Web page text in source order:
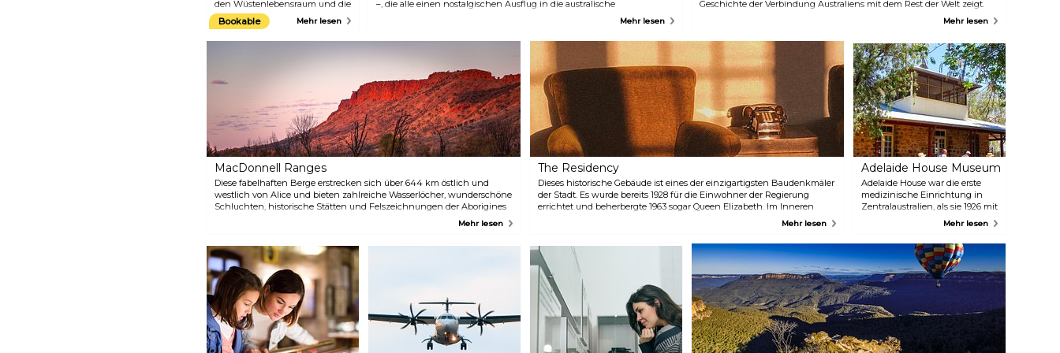
Valley of the Winds Wanderweg
wandern, um atemberaubende
Ausblicke und weniger
Menschenmassen zu erleben.
den Wüstenlebensraum und die
Tiere der Gegend, und Sie
werden definitiv einen ganzen
Tag brauchen, um alles zu
Sie nicht die kostenlosen
Vorträge der Mitarbeiter, die
Greifvogelschau oder die
stündlichen Filmvorführungen.
Auf der Website des Parks
finden Sie den Zeitplan für
Führungen und Fütterungen.
Bookable Mehr lesen
–, die alle einen nostalgischen Ausflug in die australische
Verkehrsgeschichte bieten. Während die Originalwaggons der
historischen Ghan-Eisenbahn ausgestellt sind, können Sie auch einen
traditionellen Morgen- oder Nachmittagstee in einer
Mehr lesen
Geschichte der Verbindung Australiens mit dem Rest der Welt zeigt.
Die wunderschön restaurierten Gebäude informieren Sie über die
Geschichte des Telegrafen und seine enorme Bedeutung für die Stadt,
aber auch über die Auswirkungen der Kriegsjahre und die gestohlene
Mehr lesen
MacDonnell Ranges
Diese fabelhaften Berge erstrecken sich über 644 km östlich und
westlich von Alice und bieten zahlreiche Wasserlöcher, wunderschöne
Schluchten, historische Stätten und Felszeichnungen der Aborigines
Atmosphäre.
Mehr lesen
The Residency
Dieses historische Gebäude ist eines der einzigartigsten Baudenkmäler
der Stadt. Es wurde bereits 1928 für die Einwohner der Regierung
errichtet und beherbergte 1963 sogar Queen Elizabeth. Im Inneren
werden lokale Geschichte und historische Ereignisse direkt neben der
Mehr lesen
Adelaide House Museum
Adelaide House war die erste
medizinische Einrichtung in
Zentralaustralien, als sie 1926 mit
nur zwei Krankenschwestern
wurde es von Reverend John
Flynn vom Royal Flying Doctor
Service. Das Gebäude, das bis
1939 das einzige medizinische
Zentrum in dieser Gegend war,
beherbergt heute Gegenstände
aus der lokalen Geschichte
Flynn und Traeger damals
benutzten.
Mehr lesen